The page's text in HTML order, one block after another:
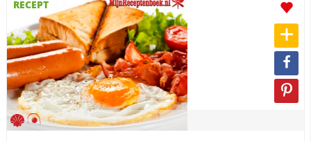
RECEPT